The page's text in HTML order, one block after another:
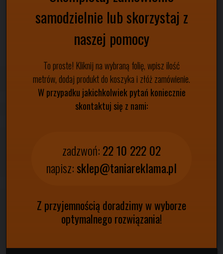
samodzielnie lub skorzystaj z
naszej pomocy
To proste! Kliknij na wybraną folię, wpisz ilość
metrów, dodaj produkt do koszyka i złóż zamówienie.
W przypadku jakichkolwiek pytań koniecznie
skontaktuj się z nami:
zadzwoń:22 10 222 02
napisz:sklep@taniareklama.pl
Z przyjemnością doradzimy w wyborze
optymalnego rozwiązania!